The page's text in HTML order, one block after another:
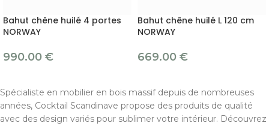
Bahut chêne huilé 4 portes
NORWAY
990.00 €
Bahut chêne huilé L 120 cm
NORWAY
669.00 €
Spécialiste en mobilier en bois massif depuis de nombreuses
années, Cocktail Scandinave propose des produits de qualité
avec des design variés pour sublimer votre intérieur. Découvrez